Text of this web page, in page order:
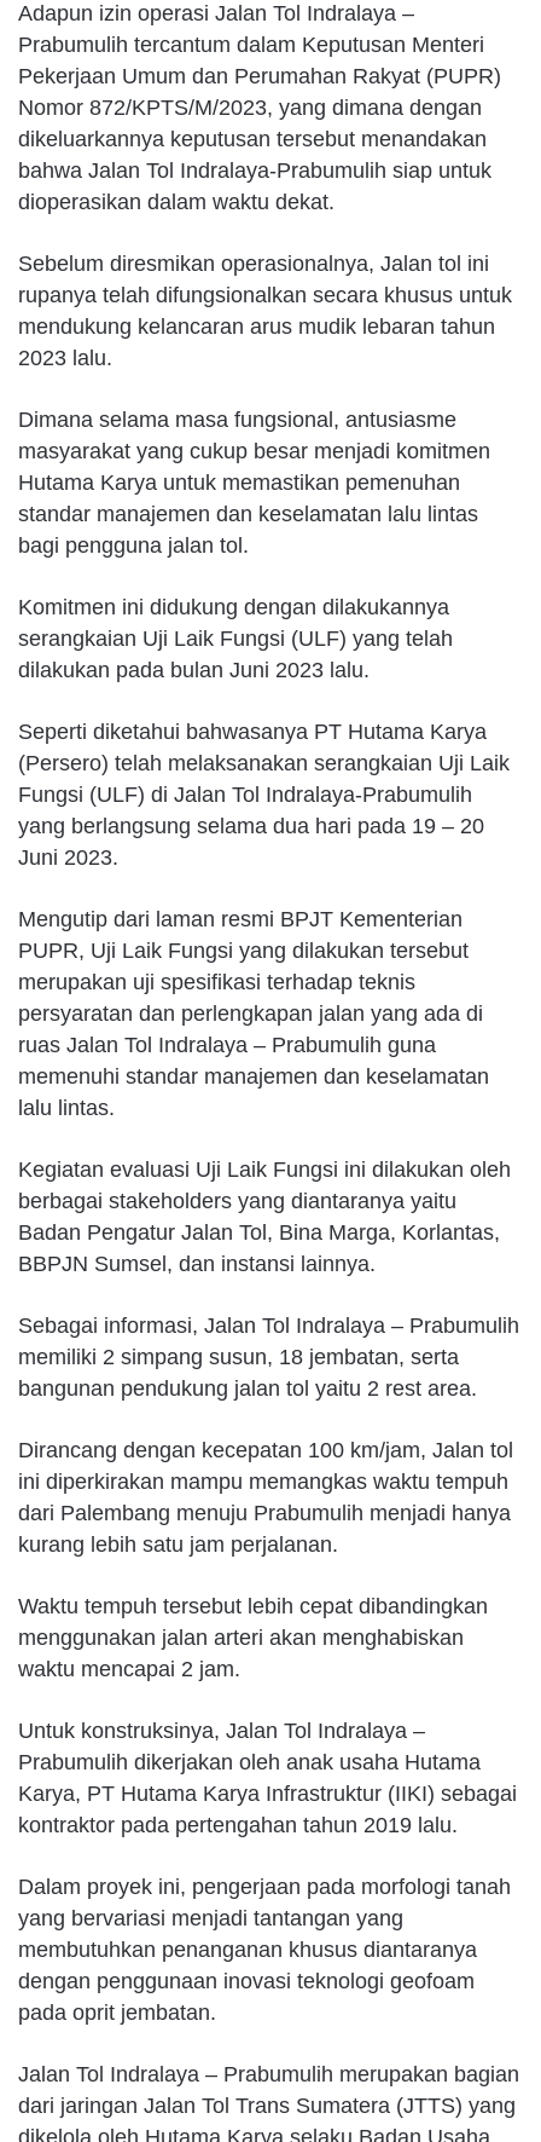
Adapun izin operasi Jalan Tol Indralaya –
Prabumulih tercantum dalam Keputusan Menteri
Pekerjaan Umum dan Perumahan Rakyat (PUPR)
Nomor 872/KPTS/M/2023, yang dimana dengan
dikeluarkannya keputusan tersebut menandakan
bahwa Jalan Tol Indralaya-Prabumulih siap untuk
dioperasikan dalam waktu dekat.
Sebelum diresmikan operasionalnya, Jalan tol ini
rupanya telah difungsionalkan secara khusus untuk
mendukung kelancaran arus mudik lebaran tahun
2023 lalu.
Dimana selama masa fungsional, antusiasme
masyarakat yang cukup besar menjadi komitmen
Hutama Karya untuk memastikan pemenuhan
standar manajemen dan keselamatan lalu lintas
bagi pengguna jalan tol.
Komitmen ini didukung dengan dilakukannya
serangkaian Uji Laik Fungsi (ULF) yang telah
dilakukan pada bulan Juni 2023 lalu.
Seperti diketahui bahwasanya PT Hutama Karya
(Persero) telah melaksanakan serangkaian Uji Laik
Fungsi (ULF) di Jalan Tol Indralaya-Prabumulih
yang berlangsung selama dua hari pada 19 – 20
Juni 2023.
Mengutip dari laman resmi BPJT Kementerian
PUPR, Uji Laik Fungsi yang dilakukan tersebut
merupakan uji spesifikasi terhadap teknis
persyaratan dan perlengkapan jalan yang ada di
ruas Jalan Tol Indralaya – Prabumulih guna
memenuhi standar manajemen dan keselamatan
lalu lintas.
Kegiatan evaluasi Uji Laik Fungsi ini dilakukan oleh
berbagai stakeholders yang diantaranya yaitu
Badan Pengatur Jalan Tol, Bina Marga, Korlantas,
BBPJN Sumsel, dan instansi lainnya.
Sebagai informasi, Jalan Tol Indralaya – Prabumulih
memiliki 2 simpang susun, 18 jembatan, serta
bangunan pendukung jalan tol yaitu 2 rest area.
Dirancang dengan kecepatan 100 km/jam, Jalan tol
ini diperkirakan mampu memangkas waktu tempuh
dari Palembang menuju Prabumulih menjadi hanya
kurang lebih satu jam perjalanan.
Waktu tempuh tersebut lebih cepat dibandingkan
menggunakan jalan arteri akan menghabiskan
waktu mencapai 2 jam.
Untuk konstruksinya, Jalan Tol Indralaya –
Prabumulih dikerjakan oleh anak usaha Hutama
Karya, PT Hutama Karya Infrastruktur (IIKI) sebagai
kontraktor pada pertengahan tahun 2019 lalu.
Dalam proyek ini, pengerjaan pada morfologi tanah
yang bervariasi menjadi tantangan yang
membutuhkan penanganan khusus diantaranya
dengan penggunaan inovasi teknologi geofoam
pada oprit jembatan.
Jalan Tol Indralaya – Prabumulih merupakan bagian
dari jaringan Jalan Tol Trans Sumatera (JTTS) yang